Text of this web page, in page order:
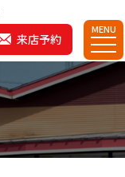
来店予約
MENU